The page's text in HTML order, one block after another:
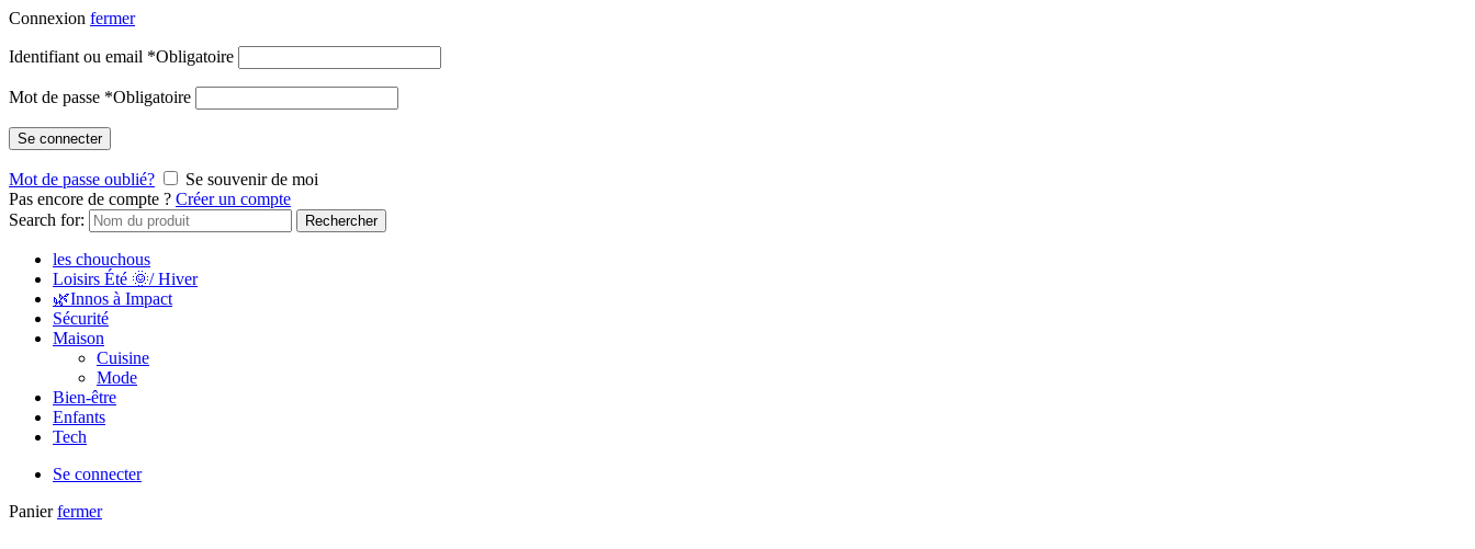
Connexion fermer
Identifiant ou email *Obligatoire
Mot de passe *Obligatoire
Se connecter
Mot de passe oublié?
Se souvenir de moi
Pas encore de compte ? Créer un compte
Search for:
Rechercher
les chouchous
Loisirs Été 🌞/ Hiver
🌿Innos à Impact
Sécurité
Maison
Cuisine
Mode
Bien-être
Enfants
Tech
Se connecter
Panier fermer